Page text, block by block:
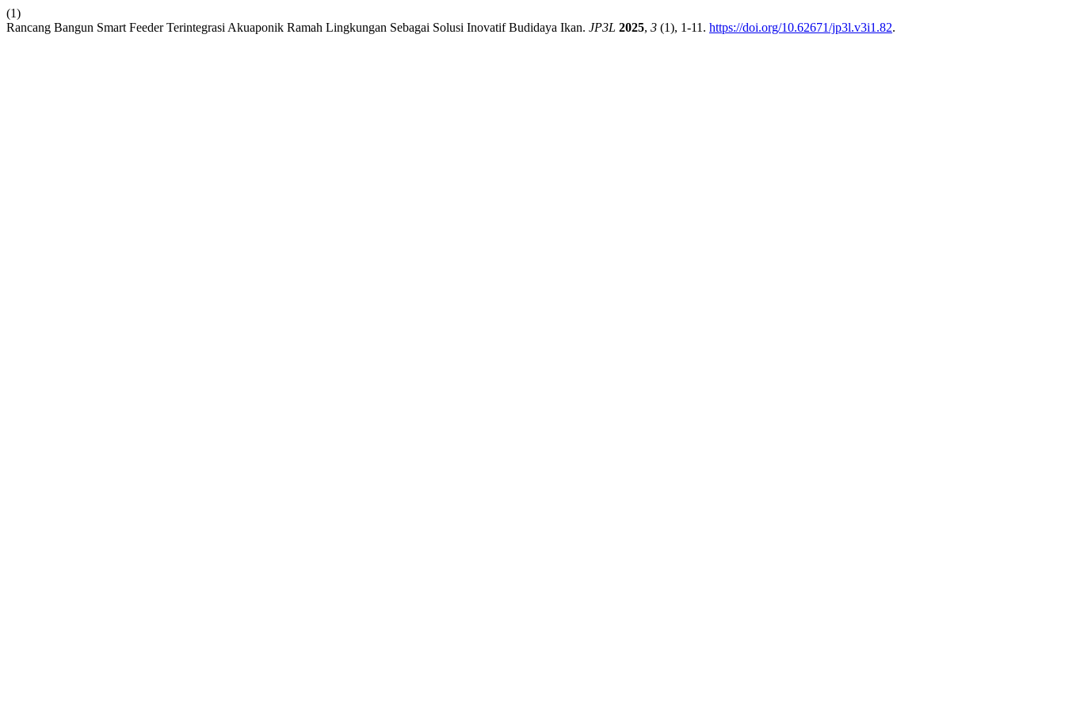
(1)
Rancang Bangun Smart Feeder Terintegrasi Akuaponik Ramah Lingkungan Sebagai Solusi Inovatif Budidaya Ikan. JP3L 2025, 3 (1), 1-11. https://doi.org/10.62671/jp3l.v3i1.82.